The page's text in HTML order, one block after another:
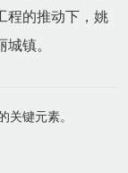
程的推动下，姚
镇。
关键元素。